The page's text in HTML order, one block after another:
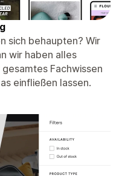
sich behaupten? Wir
wir haben alles
Fachwissen
einfließen lassen.